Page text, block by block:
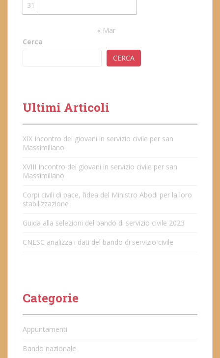
31
« Mar
Cerca
CERCA
Ultimi Articoli
XIX Incontro dei giovani in servizio civile per san
Massimiliano
XVIII Incontro dei giovani in servizio civile per san
Massimiliano
Corpi civili di pace, l’idea del Ministro Abodi per la loro
stabilizzazione
Guida alla selezioni del bando di servizio civile 2023
CNESC analizza i dati del bando di servizio civile
Categorie
Appuntamenti
Bando nazionale